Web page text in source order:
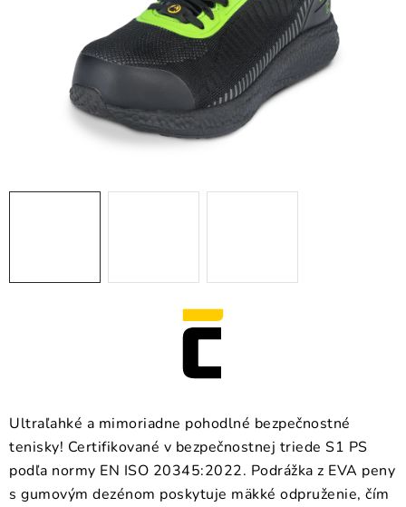
KONTAKT
INFORMÁCIE PRE ZÁKAZNÍKOV
Ultraľahké a mimoriadne pohodlné bezpečnostné
tenisky! Certifikované v bezpečnostnej triede S1 PS
podľa normy EN ISO 20345:2022. Podrážka z EVA peny
s gumovým dezénom poskytuje mäkké odpruženie, čím